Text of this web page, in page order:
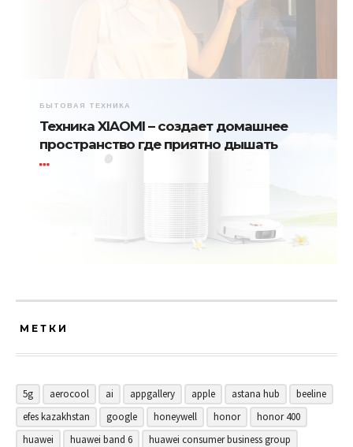
БЫТОВАЯ ТЕХНИКА
Техника XIAOMI – создает домашнее
пространство где приятно дышать
МЕТКИ
5g aerocool ai appgallery apple astana hub
beeline
efes kazakhstan
google honeywell honor
honor 400
huawei
huawei band 6
huawei consumer business group